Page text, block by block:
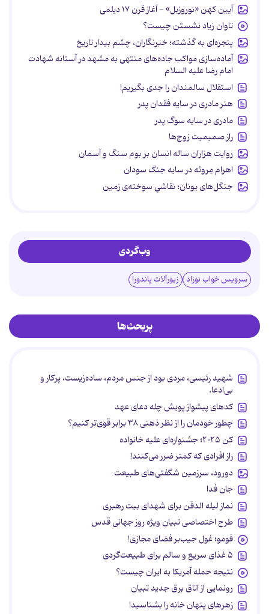
آیین کهن «نوروزبل» - آغاز قرن ۱۷ دیلمی
تاوان زیاد نشستن چیست؟
پنجره‌ای به گذشته؛ خبرنگاران، چشم بیدار تاریخ
آماده‌سازی مواکب جاده‌های منتهی به مشهد در آستانه شهادت
امام رضا علیه السلام
استقلال سالمندان را جدی بگیریم!
هنر مادری در سایه‌ فقدان پدر
مادری در سایه سوگ پدر
راز صمیمیت زوج‌ها
روایت هزاران ساله انسان بر بوم سنگ و آسمان
اهرام مِروئه در سایه جنگ سودان
جنگل‌های یونان؛ نقاشیِ سوخته‌ی زمین
وب‌گردی
سرویس خواب نوزاد زیورآلات پاندورا
پربحث‌ها
شهید رئیسی، مردی بود از جنس مردم، ساده‌زیست، پرکار و
بی‌ادعا.
کدهای پیشواز پویش چله دعای عهد
چطور خودمان را از نظر ذهنی ۳۸ برابر قوی‌تر کنیم؟
کن ۲۰۲۵؛ جشنواره‌ای علیه خانواده
راز افرادی که کمتر ضرر می‌کنند!
دورود، سرزمین شگفتی‌های طبیعت
جان فدا
نماز لیله الدفن برای شهدای بیت رهبری
طرح اختصاصی تبیان ویژه روز جهانی قدس
فومو؛ غول جیب‌بر فضای مجازی!
۵ غذای سریع و سالم برای طبیعت‌گردی
نتیجه حمله آمریکا به ایران چیست؟
رونمایی از اتاق برق جدید تبیان
زهرهای پنهان خانه را بشناسید!